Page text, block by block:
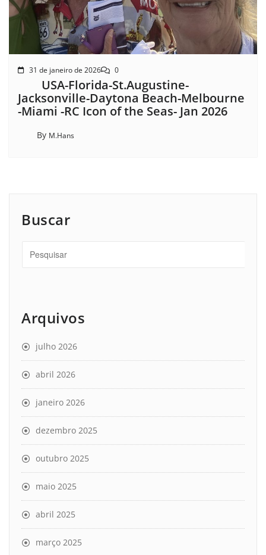
31 de janeiro de 2026 0
USA-Florida-St.Augustine-
Jacksonville-Daytona Beach-Melbourne
-Miami -RC Icon of the Seas- Jan 2026
By M.Hans
Buscar
Arquivos
julho 2026
abril 2026
janeiro 2026
dezembro 2025
outubro 2025
maio 2025
abril 2025
março 2025